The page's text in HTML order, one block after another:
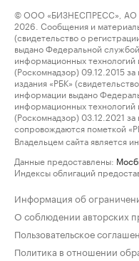
© ООО «БИЗНЕСПРЕСС», АО
2026. Сообщения и
(свидетельство о
выдано Федеральной
информационных
(Роскомнадзор) 09.12.2015
издания «РБК»
информации выдано
информационных
(Роскомнадзор) 03.12.2021
сопровождаются пометкой
Владельцем сайта является
Данные предоставлены:
Индексы облигаций
Информация об
О соблюдении авторских
Пользовательское
Политика в отношении